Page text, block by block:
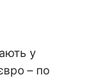
у
– по